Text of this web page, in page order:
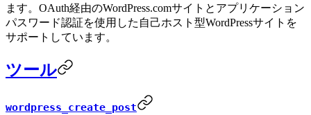
ます。OAuth経由のWordPress.comサイトとアプリケーション
パスワード認証を使用した自己ホスト型WordPressサイトを
サポートしています。
ツール
wordpress_create_post